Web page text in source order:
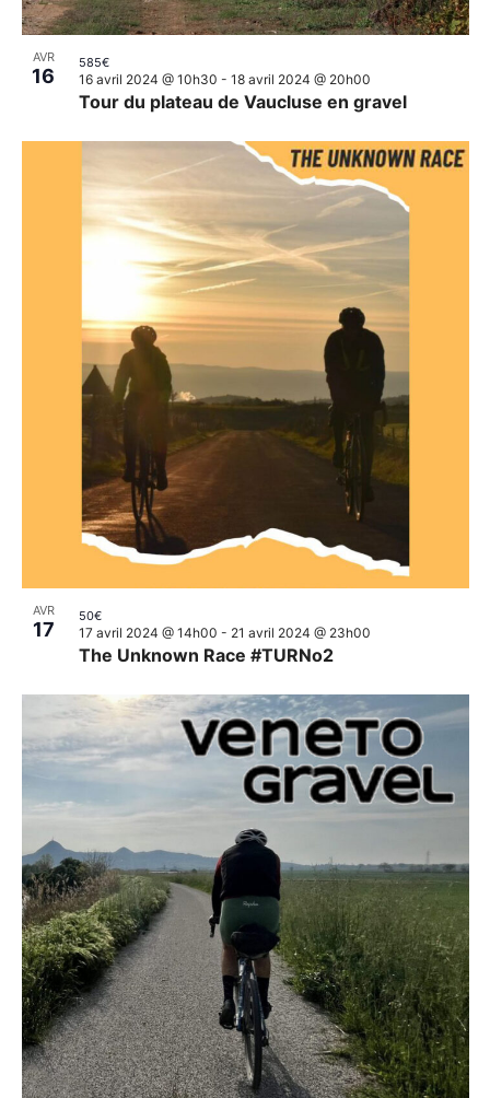
AVR
16
Tour du plateau de Vaucluse en gravel
16 avril 2024 @ 10h30 - 18 avril 2024 @ 20h00
585€
AVR
17
The Unknown Race #TURNo2
17 avril 2024 @ 14h00 - 21 avril 2024 @ 23h00
50€